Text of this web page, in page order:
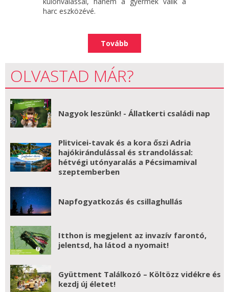
harc eszközévé.
Tovább
OLVASTAD MÁR?
Nagyok leszünk! - Állatkerti családi nap
Plitvicei-tavak és a kora őszi Adria
hajókirándulással és strandolással:
hétvégi utónyaralás a Pécsimamival
szeptemberben
Napfogyatkozás és csillaghullás
Itthon is megjelent az invazív farontó,
jelentsd, ha látod a nyomait!
Gyüttment Találkozó – Költözz vidékre és
kezdj új életet!